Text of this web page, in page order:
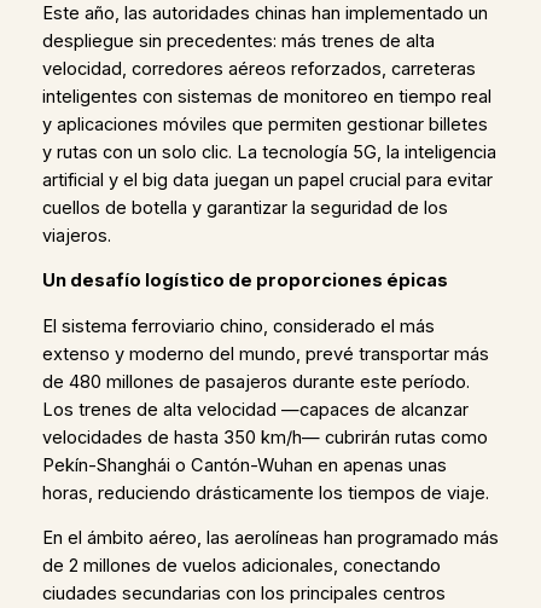
Este año, las autoridades chinas han implementado un
despliegue sin precedentes: más trenes de alta
velocidad, corredores aéreos reforzados, carreteras
inteligentes con sistemas de monitoreo en tiempo real
y aplicaciones móviles que permiten gestionar billetes
y rutas con un solo clic. La tecnología 5G, la inteligencia
artificial y el big data juegan un papel crucial para evitar
cuellos de botella y garantizar la seguridad de los
viajeros.
Un desafío logístico de proporciones épicas
El sistema ferroviario chino, considerado el más
extenso y moderno del mundo, prevé transportar más
de 480 millones de pasajeros durante este período.
Los trenes de alta velocidad —capaces de alcanzar
velocidades de hasta 350 km/h— cubrirán rutas como
Pekín-Shanghái o Cantón-Wuhan en apenas unas
horas, reduciendo drásticamente los tiempos de viaje.
En el ámbito aéreo, las aerolíneas han programado más
de 2 millones de vuelos adicionales, conectando
ciudades secundarias con los principales centros